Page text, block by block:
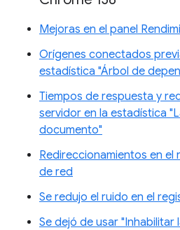
Mejoras en el panel
Orígenes conectados
estadística "Árbol de
Tiempos de respuesta y
servidor en la estadística
documento"
Redireccionamientos en el
de red
Se redujo el ruido en el
Se dejó de usar "Inhabilitar